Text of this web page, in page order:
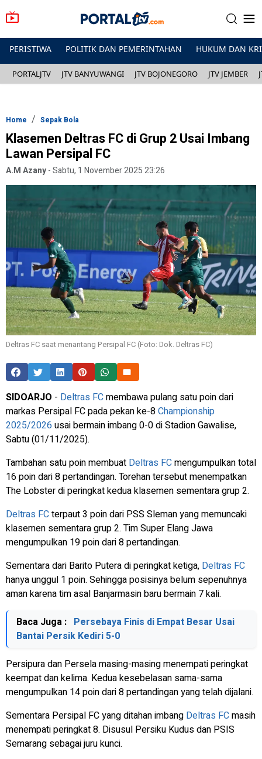
PERISTIWA POLITIK DAN PEMERINTAHAN HUKUM DAN
PORTALJTV JTV BANYUWANGI JTV BOJONEGORO JTV JEMBER
Home Sepak Bola
Klasemen Deltras FC di Grup 2 Usai Imbang
Lawan Persipal FC
A.M Azany-Sabtu, 1 November 2025 23:26
Deltras FC saat menantang Persipal FC (Foto: Dok. Deltras FC)
SIDOARJO - Deltras FCmembawa pulang satu poin dari
markas Persipal FC pada pekan ke-8Championship
2025/2026 usai bermain imbang 0-0 di Stadion Gawalise,
Sabtu (01/11/2025).
Tambahan satu poin membuat Deltras FCmengumpulkan total
16 poin dari 8 pertandingan. Torehan tersebut menempatkan
The Lobster di peringkat kedua klasemen sementara grup 2.
Deltras FCterpaut 3 poin dari PSS Sleman yang memuncaki
klasemen sementara grup 2. Tim Super Elang Jawa
mengumpulkan 19 poin dari 8 pertandingan.
Sementara dari Barito Putera di peringkat ketiga, Deltras FC
hanya unggul 1 poin. Sehingga posisinya belum sepenuhnya
aman karena tim asal Banjarmasin baru bermain 7 kali.
Baca Juga : Persebaya Finis di Empat Besar Usai
Bantai Persik Kediri 5-0
Persipura dan Persela masing-masing menempati peringkat
keempat dan kelima. Kedua kesebelasan sama-sama
mengumpulkan 14 poin dari 8 pertandingan yang telah dijalani.
Sementara Persipal FC yang ditahan imbang Deltras FCmasih
menempati peringkat 8. Disusul Persiku Kudus dan PSIS
Semarang sebagai juru kunci.